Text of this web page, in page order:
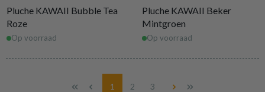
Pluche KAWAII Bubble Tea
Roze
Op voorraad
Pluche KAWAII Beker
Mintgroen
Op voorraad
Pagina
1 Pagina
2 Pagina
3